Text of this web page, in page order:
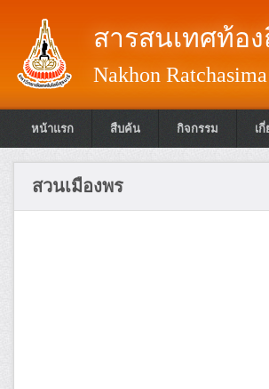
สารสนเทศท้อ
Nakhon
หน้าแรก สืบค้น กิจกรรม เ
สวนเมืองพร